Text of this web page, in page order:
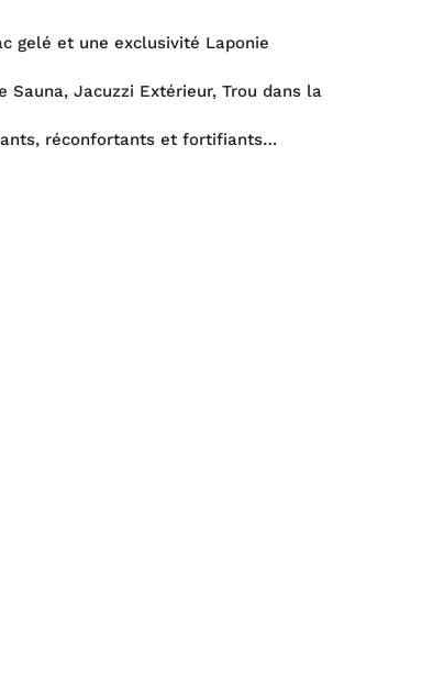
gelé et une exclusivité Laponie
Jacuzzi Extérieur, Trou dans la
réconfortants et fortifiants…